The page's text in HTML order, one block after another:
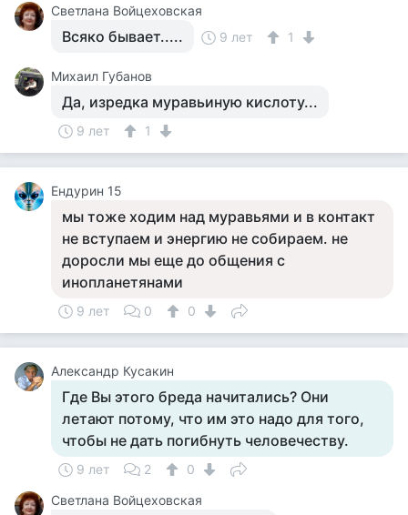
Светлана Войцеховская
Всяко бывает..... 9 лет 1
Михаил Губанов
Да, изредка муравьиную кислоту...
9 лет 1
Ендурин 15
мы тоже ходим над муравьями и в контакт
не вступаем и энергию не собираем. не
доросли мы еще до общения с
инопланетянами
9 лет 0 0
Александр Кусакин
Где Вы этого бреда начитались? Они
летают потому, что им это надо для того,
чтобы не дать погибнуть человечеству.
9 лет 2
0
Светлана Войцеховская